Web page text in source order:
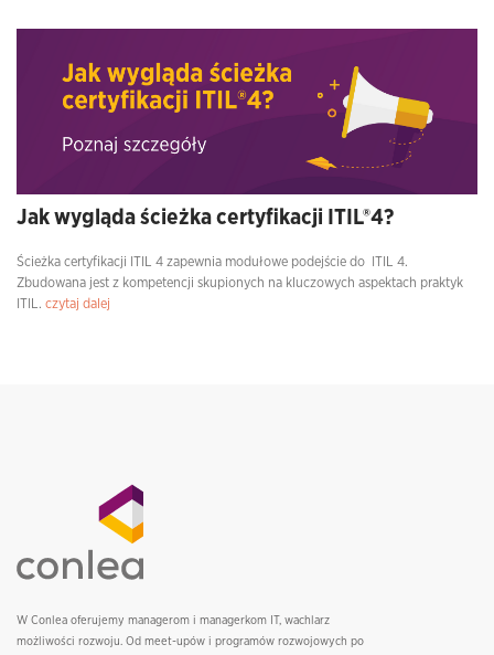
Jak wygląda ścieżka certyfikacji ITIL®4?
Ścieżka certyfikacji ITIL 4 zapewnia modułowe podejście do ITIL 4.
Zbudowana jest z kompetencji skupionych na kluczowych aspektach praktyk
ITIL. czytaj dalej
W Conlea oferujemy managerom i managerkom IT, wachlarz
możliwości rozwoju. Od meet-upów i programów rozwojowych po